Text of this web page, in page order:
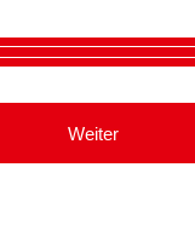
Weiter